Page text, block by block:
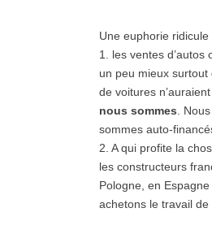
Une euphorie ridicule
1. les ventes
un peu mieux
de voitures
nous sommes .
sommes auto-
2. A qui profite la
les constructeurs
Pologne, en
achetons le travail